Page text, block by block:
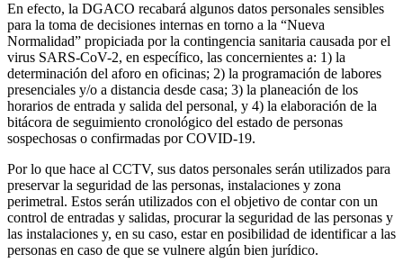
En efecto, la DGACO recabará algunos datos personales sensibles
para la toma de decisiones internas en torno a la “Nueva
Normalidad” propiciada por la contingencia sanitaria causada por el
virus SARS-CoV-2, en específico, las concernientes a: 1) la
determinación del aforo en oficinas; 2) la programación de labores
presenciales y/o a distancia desde casa; 3) la planeación de los
horarios de entrada y salida del personal, y 4) la elaboración de la
bitácora de seguimiento cronológico del estado de personas
sospechosas o confirmadas por COVID-19.
Por lo que hace al CCTV, sus datos personales serán utilizados para
preservar la seguridad de las personas, instalaciones y zona
perimetral. Estos serán utilizados con el objetivo de contar con un
control de entradas y salidas, procurar la seguridad de las personas y
las instalaciones y, en su caso, estar en posibilidad de identificar a las
personas en caso de que se vulnere algún bien jurídico.